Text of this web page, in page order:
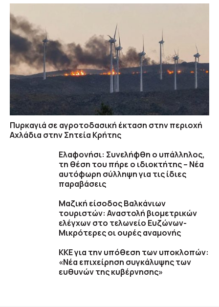
Πυρκαγιά σε αγροτοδασική έκταση στην περιοχή
Αχλάδια στην Σητεία Κρήτης
Ελαφονήσι: Συνελήφθη ο υπάλληλος,
τη θέση του πήρε ο ιδιοκτήτης – Νέα
αυτόφωρη σύλληψη για τις ίδιες
παραβάσεις
Μαζική είσοδος Βαλκάνιων
τουριστών: Αναστολή βιομετρικών
ελέγχων στο τελωνείο Ευζώνων-
Μικρότερες οι ουρές αναμονής
ΚΚΕ για την υπόθεση των υποκλοπών:
«Νέα επιχείρηση συγκάλυψης των
ευθυνών της κυβέρνησης»